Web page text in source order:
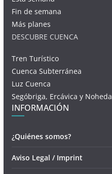
Fin de semana
Más planes
DESCUBRE CUENCA
Tren Turístico
Cuenca Subterránea
Luz Cuenca
Segóbriga, Ercávica y Noheda
INFORMACIÓN
¿Quiénes somos?
Aviso Legal / Imprint